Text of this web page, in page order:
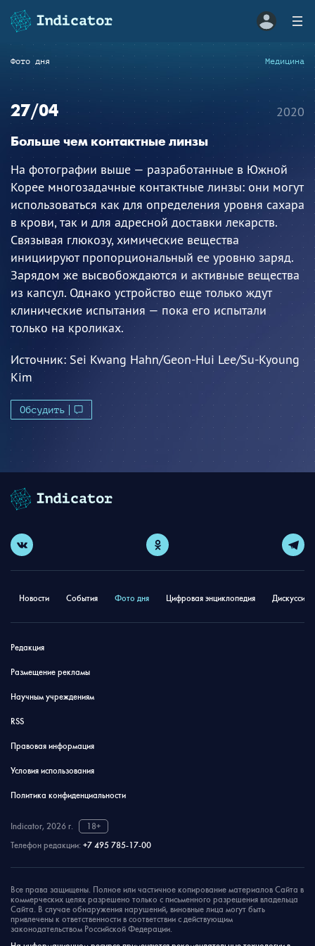
Фото дня Медицина
27/04
Больше чем контактные линзы
На фотографии выше — разработанные в Южной
Корее многозадачные контактные линзы: они могут
использоваться как для определения уровня сахара
в крови, так и для адресной доставки лекарств.
Связывая глюкозу, химические вещества
инициируют пропорциональный ее уровню заряд.
Зарядом же высвобождаются и активные вещества
из капсул. Однако устройство еще только ждут
клинические испытания — пока его испытали
только на кроликах.
Источник:Sei Kwang Hahn/Geon-Hui Lee/Su-Kyoung
Kim
Обсудить
2020
Новости События Фото дня Цифровая энциклопедия
Редакция
Размещение рекламы
Научным учреждениям
RSS
Правовая информация
Условия использования
Политика конфиденциальности
Indicator, 2026 г.
18+
Телефон редакции: +7 495 785-17-00
Все права защищены. Полное или частичное копирование материалов Сайта в
коммерческих целях разрешено только с письменного разрешения владельца
Сайта. В случае обнаружения нарушений, виновные лица могут быть
привлечены к ответственности в соответствии с действующим
законодательством Российской Федерации.